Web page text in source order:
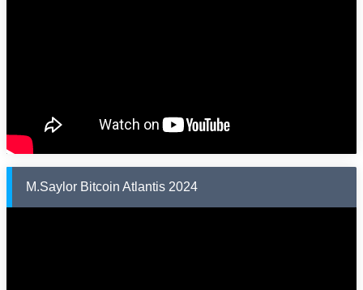
M.Saylor Bitcoin Atlantis 2024